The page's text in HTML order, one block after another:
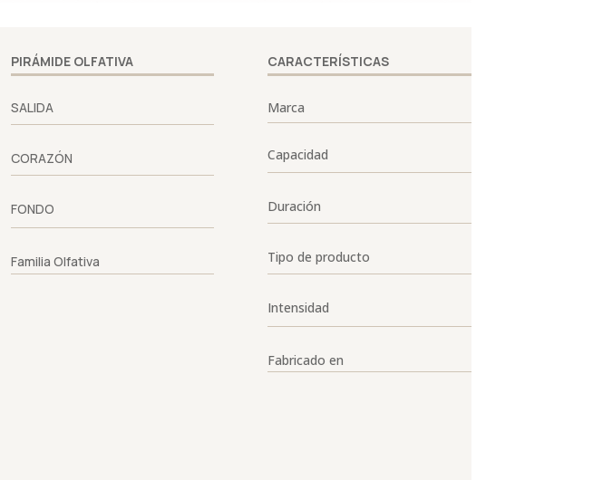
PIRÁMIDE OLFATIVA
SALIDA
CORAZÓN
FONDO
Familia Olfativa
CARACTERÍSTICAS
Marca
Capacidad
Duración
Tipo de producto
Intensidad
Fabricado en